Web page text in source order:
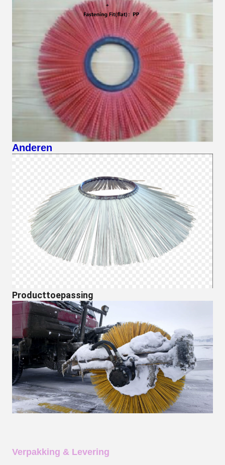
Anderen
Producttoepassing
Verpakking & Levering